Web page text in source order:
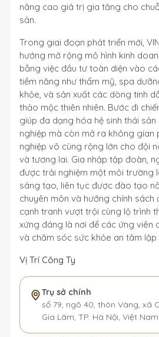
nâng cao giá trị gia tăng cho
sản.
Trong giai đoạn phát triển mới,
hướng mở rộng mô hình kinh
bằng việc đầu tư toàn diện vào
tiềm năng như thẩm mỹ, spa
khỏe, và sản xuất các dòng tinh
thảo mộc thiên nhiên. Bước đi
giúp đa dạng hóa hệ sinh thái
nghiệp mà còn mở ra không gian
nghiệp vô cùng rộng lớn cho đội
và tương lai. Gia nhập tập đoàn,
được trải nghiệm một môi trường
sáng tạo, liên tục được đào tạo
chuyên môn và hưởng chính sách
cạnh tranh vượt trội cùng lộ trình
xứng đáng là nơi để các ứng viên
và chăm sóc sức khỏe an tâm lập
Vị Trí Công Ty
Trụ sở chính
số 79, ngõ 40, thôn Vàng, xã
Gia Lâm, TP. Hà Nội, Việt Nam